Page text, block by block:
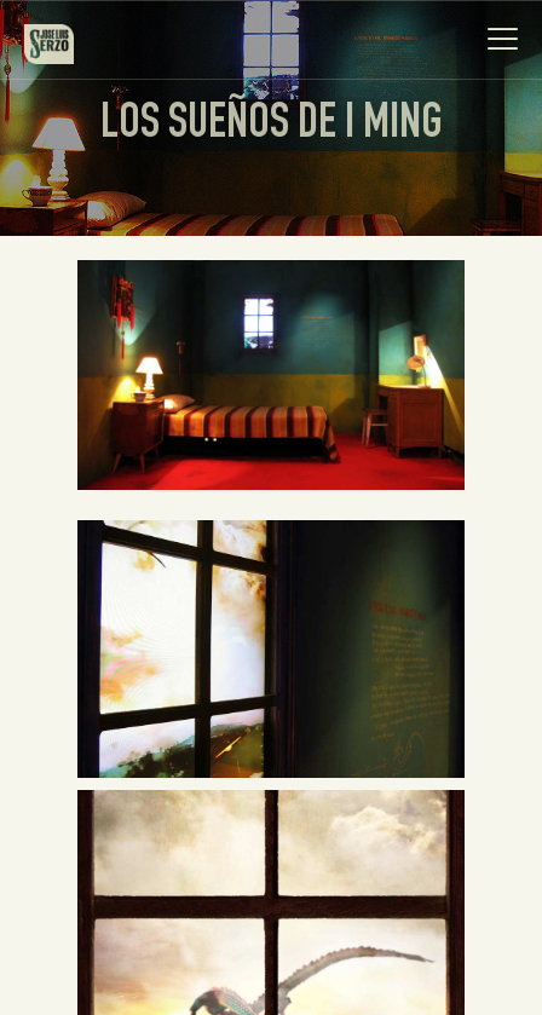
Obra
Biografía
Noticias
Contacto
Inglés
LOS SUEÑOS DE I MING